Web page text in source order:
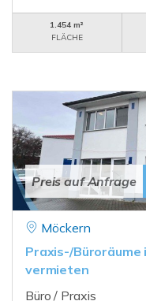
1.454 m²
FLÄCHE
Preis auf Anfrage
Möckern
Praxis-/Büroräume
vermieten
Büro / Praxis